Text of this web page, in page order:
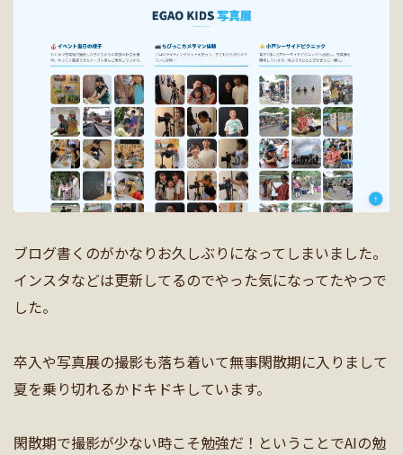
ブログ書くのがかなりお久しぶりになってしまいました。
インスタなどは更新してるのでやった気になってたやつで
した。
卒入や写真展の撮影も落ち着いて無事閑散期に入りまして
夏を乗り切れるかドキドキしています。
閑散期で撮影が少ない時こそ勉強だ！ということでAIの勉